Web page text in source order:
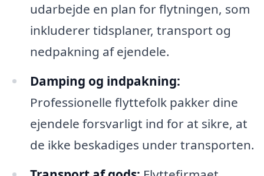
udarbejde en plan for flytningen, som
inkluderer tidsplaner, transport og
nedpakning af ejendele.
Damping og indpakning:
Professionelle flyttefolk pakker dine
ejendele forsvarligt ind for at sikre, at
de ikke beskadiges under transporten.